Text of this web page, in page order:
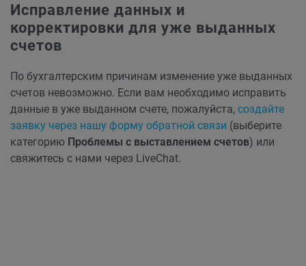
Исправление данных и
корректировки для уже выданных
счетов
По бухгалтерским причинам изменение уже выданных
счетов невозможно. Если вам необходимо исправить
данные в уже выданном счете, пожалуйста, создайте
заявку через нашу форму обратной связи (выберите
категорию Проблемы с выставлением счетов) или
свяжитесь с нами через LiveChat.